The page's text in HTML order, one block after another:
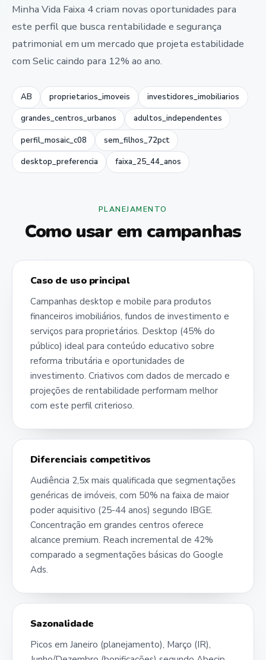
Minha Vida Faixa 4 criam novas oportunidades para
este perfil que busca rentabilidade e segurança
patrimonial em um mercado que projeta estabilidade
com Selic caindo para 12% ao ano.
AB proprietarios_imoveis investidores_imobiliarios
grandes_centros_urbanos adultos_independentes
perfil_mosaic_c08 sem_filhos_72pct
desktop_preferencia faixa_25_44_anos
PLANEJAMENTO
Como usar em campanhas
Caso de uso principal
Campanhas desktop e mobile para produtos
financeiros imobiliários, fundos de investimento e
serviços para proprietários. Desktop (45% do
público) ideal para conteúdo educativo sobre
reforma tributária e oportunidades de
investimento. Criativos com dados de mercado e
projeções de rentabilidade performam melhor
com este perfil criterioso.
Diferenciais competitivos
Audiência 2,5x mais qualificada que segmentações
genéricas de imóveis, com 50% na faixa de maior
poder aquisitivo (25-44 anos) segundo IBGE.
Concentração em grandes centros oferece
alcance premium. Reach incremental de 42%
comparado a segmentações básicas do Google
Ads.
Sazonalidade
Picos em Janeiro (planejamento), Março (IR),